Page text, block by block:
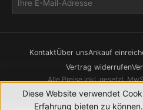
KontaktÜber unsAnkauf
Vertrag widerrufen
Alle Preise inkl. gesetzl.
© 2026 CHRONOWERK
Realisierung
Diese Website verwendet
Erfahrung bieten zu können.